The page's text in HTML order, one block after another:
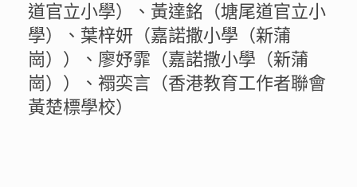
道官立小學）、黃達銘（塘尾道官立小
學）、葉梓妍（嘉諾撒小學（新蒲
崗））、廖妤霏（嘉諾撒小學（新蒲
崗））、𧝁奕言（香港教育工作者聯會
黃楚標學校）